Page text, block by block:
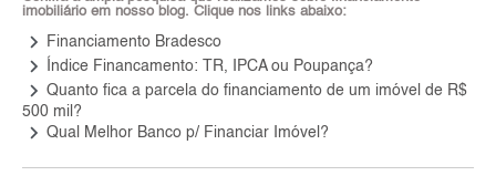
imobiliário em nosso blog. Clique nos links abaixo:
keyboard_arrow_right Financiamento Bradesco
keyboard_arrow_right Índice Financamento: TR, IPCA ou Poupança?
keyboard_arrow_right Quanto fica a parcela do financiamento de um imóvel de R$
500 mil?
keyboard_arrow_right Qual Melhor Banco p/ Financiar Imóvel?